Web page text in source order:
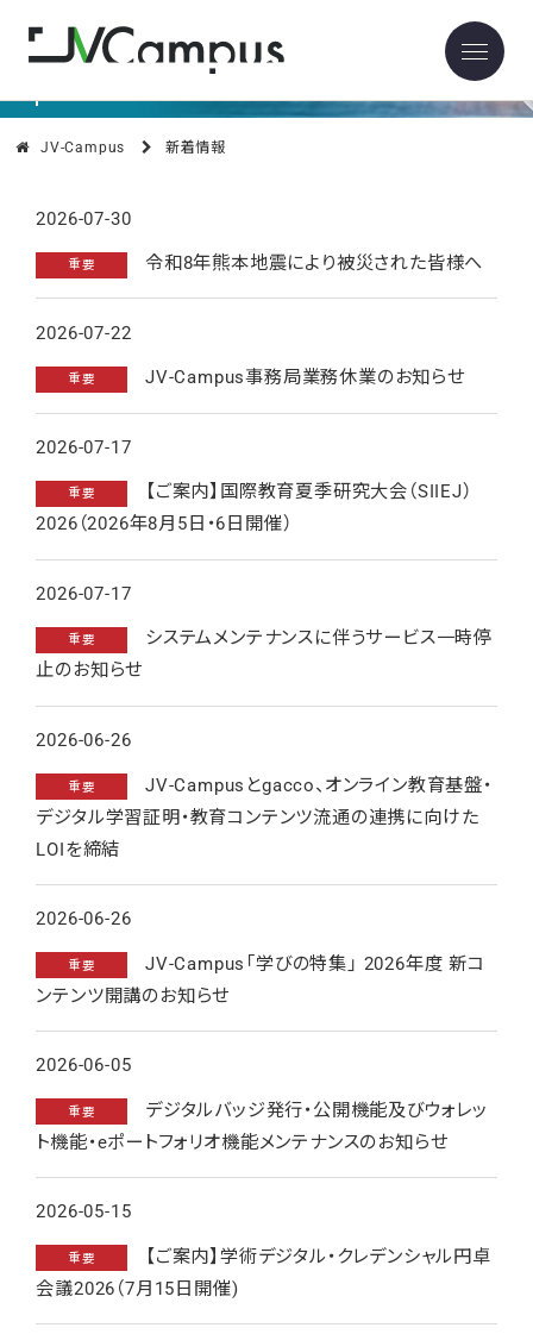
News
JV-Campus 新着情報
2026-07-30
重要 令和8年熊本地震により被災された皆様へ
2026-07-22
重要 JV-Campus事務局業務休業のお知らせ
2026-07-17
重要
【ご案内】国際教育夏季研究大会（SIIEJ）
2026（2026年8月5日・6日開催）
2026-07-17
重要
システムメンテナンスに伴うサービス一時停
止のお知らせ
2026-06-26
重要
JV-Campusとgacco、オンライン教育基盤・
デジタル学習証明・教育コンテンツ流通の連携に向けた
LOIを締結
2026-06-26
重要
JV-Campus「学びの特集」 2026年度 新コ
ンテンツ開講のお知らせ
2026-06-05
重要
デジタルバッジ発行・公開機能及びウォレッ
ト機能・eポートフォリオ機能メンテナンスのお知らせ
2026-05-15
重要
【ご案内】学術デジタル・クレデンシャル円卓
会議2026（7月15日開催)